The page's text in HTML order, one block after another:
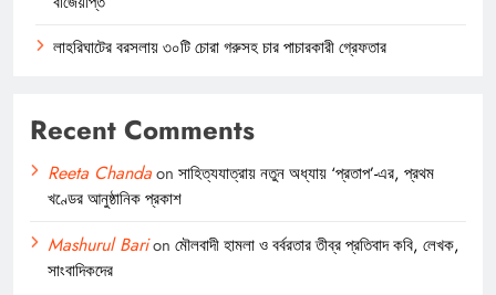
লাহরিঘাটের বরসলায় ৩০টি চোরা গরুসহ চার পাচারকারী গ্রেফতার
Recent Comments
Reeta Chandaon সাহিত্যযাত্রায় নতুন অধ্যায় ‘প্রতাপ’-এর, প্রথম
খণ্ডের আনুষ্ঠানিক প্রকাশ
Mashurul Barion মৌলবাদী হামলা ও বর্বরতার তীব্র প্রতিবাদ কবি, লেখক,
সাংবাদিকদের